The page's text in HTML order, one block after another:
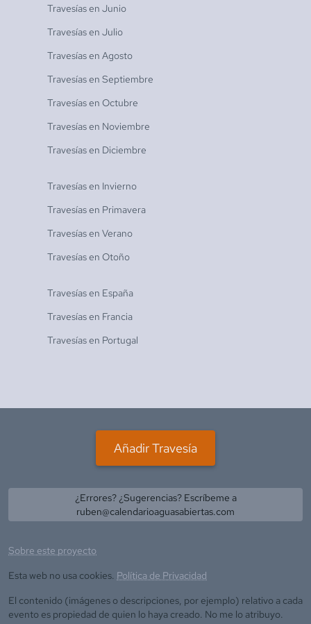
Travesías en Junio
Travesías en Julio
Travesías en Agosto
Travesías en Septiembre
Travesías en Octubre
Travesías en Noviembre
Travesías en Diciembre
Travesías en Invierno
Travesías en Primavera
Travesías en Verano
Travesías en Otoño
Travesías en España
Travesías en Francia
Travesías en Portugal
Añadir Travesía
¿Errores? ¿Sugerencias? Escríbeme a
ruben@calendarioaguasabiertas.com
Sobre este proyecto
Esta web no usa cookies. Política de Privacidad
El contenido (imágenes o descripciones, por ejemplo) relativo a cada
evento es propiedad de quien lo haya creado. No me lo atribuyo.